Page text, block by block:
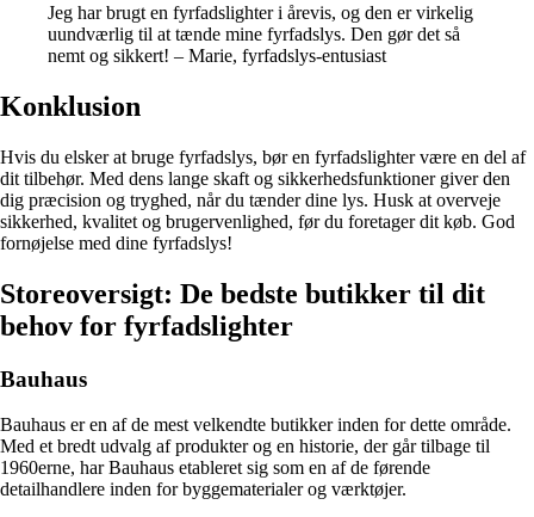
Jeg har brugt en fyrfadslighter i årevis, og den er virkelig
uundværlig til at tænde mine fyrfadslys. Den gør det så
nemt og sikkert! – Marie, fyrfadslys-entusiast
Konklusion
Hvis du elsker at bruge fyrfadslys, bør en fyrfadslighter være en del af
dit tilbehør. Med dens lange skaft og sikkerhedsfunktioner giver den
dig præcision og tryghed, når du tænder dine lys. Husk at overveje
sikkerhed, kvalitet og brugervenlighed, før du foretager dit køb. God
fornøjelse med dine fyrfadslys!
Storeoversigt: De bedste butikker til dit
behov for fyrfadslighter
Bauhaus
Bauhaus er en af de mest velkendte butikker inden for dette område.
Med et bredt udvalg af produkter og en historie, der går tilbage til
1960erne, har Bauhaus etableret sig som en af de førende
detailhandlere inden for byggematerialer og værktøjer.